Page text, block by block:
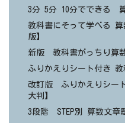
3分 5分 10分でできる
教科書にそって学べる
版】
新版 教科書がっちり算数
ふりかえりシート付き 教
改訂版 ふりかえりシー
大判】
3段階 STEP別 算数文章